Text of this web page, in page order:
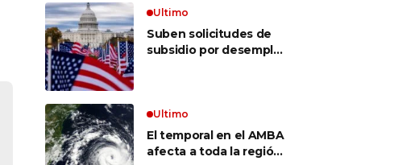
Ultimo
Suben solicitudes de
subsidio por desempleo
Ultimo
El temporal en el AMBA
afecta a toda la región: